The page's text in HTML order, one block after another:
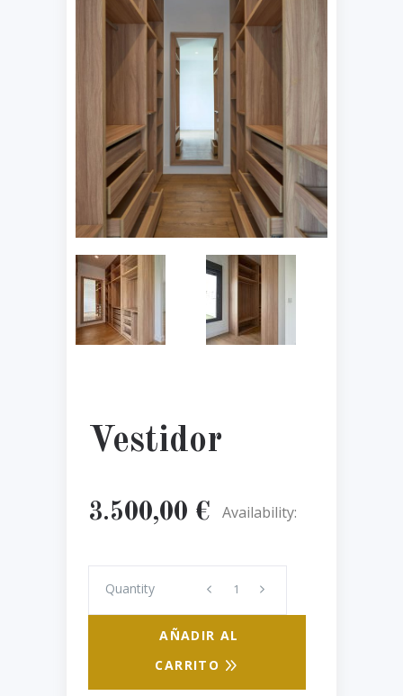
Vestidor
3.500,00 € Availability:
Quantity
Quantity
AÑADIR AL
CARRITO